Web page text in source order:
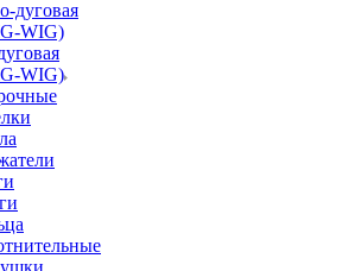
WIG)